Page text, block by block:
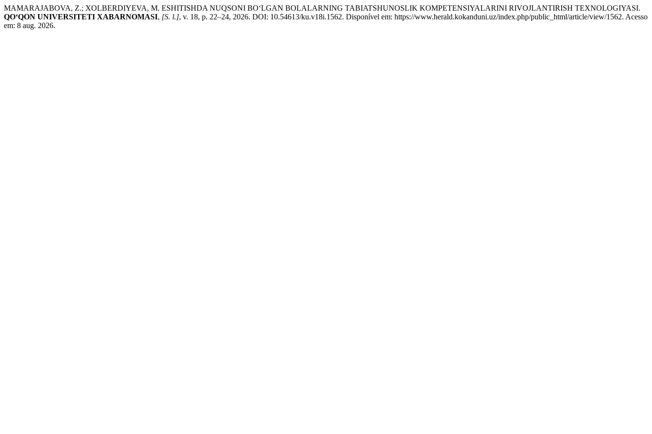
MAMARAJABOVA, Z.; XOLBERDIYEVA, M. ESHITISHDA NUQSONI BOʻLGAN BOLALARNING TABIATSHUNOSLIK KOMPETENSIYALARINI RIVOJLANTIRISH TEXNOLOGIYASI.
QO‘QON UNIVERSITETI XABARNOMASI, [S. l.], v. 18, p. 22–24, 2026. DOI: 10.54613/ku.v18i.1562. Disponível em: https://www.herald.kokanduni.uz/index.php/public_html/article/view/1562. Acesso
em: 8 aug. 2026.